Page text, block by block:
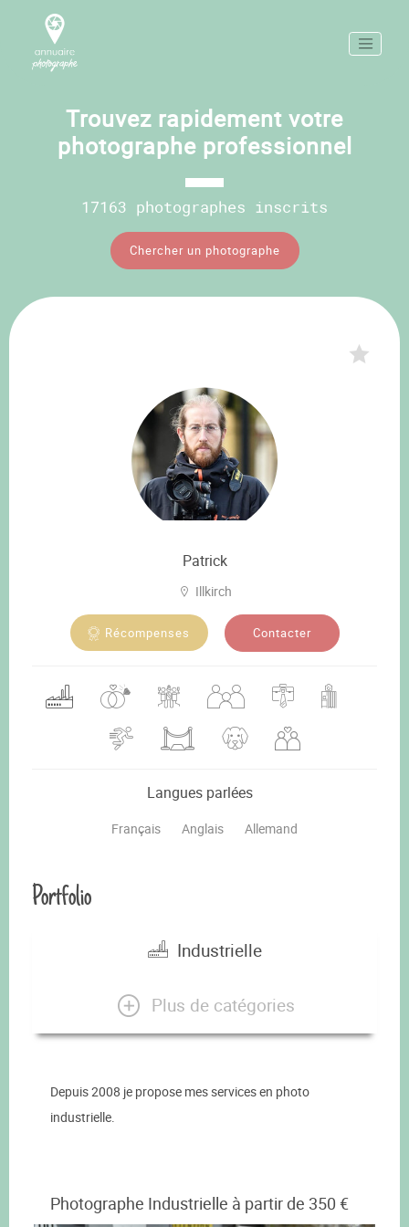
Trouvez rapidement votre
photographe professionnel
17163 photographes inscrits
Chercher un photographe
Patrick
Illkirch
Récompenses Contacter
Langues parlées
Français Anglais Allemand
Portfolio
Industrielle
Plus de catégories
Depuis 2008 je propose mes services en photo
industrielle.
Photographe Industrielle à partir de 350 €